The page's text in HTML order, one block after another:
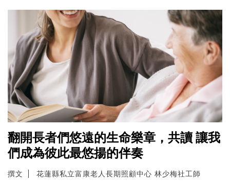
翻開長者們悠遠的生命樂章，共讀 讓我
們成為彼此最悠揚的伴奏
撰文 花蓮縣私立富康老人長期照顧中心 林少梅社工師